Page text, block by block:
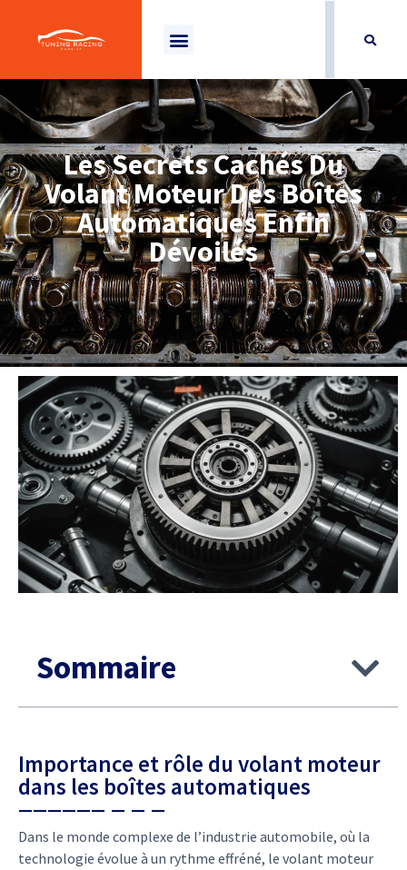
Les Secrets Cachés Du
Volant Moteur Des Boîtes
Automatiques Enfin
Dévoilés
Sommaire
Importance et rôle du volant moteur
dans les boîtes automatiques
Dans le monde complexe de l’industrie automobile, où la
technologie évolue à un rythme effréné, le volant moteur